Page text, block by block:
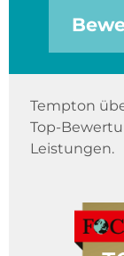
Tempton
Top-
Leistungen.